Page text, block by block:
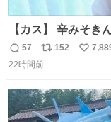
【カス】 辛
返
信
57
リ
ポ
ト
数
152
い
数
22時間前